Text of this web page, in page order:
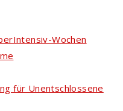
Wochen
für Unentschlossene